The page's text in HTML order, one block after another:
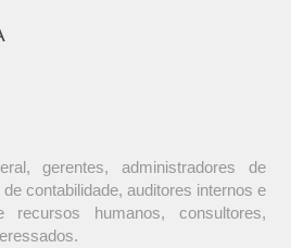
gerentes, administradores de
contabilidade, auditores internos e
recursos humanos, consultores,